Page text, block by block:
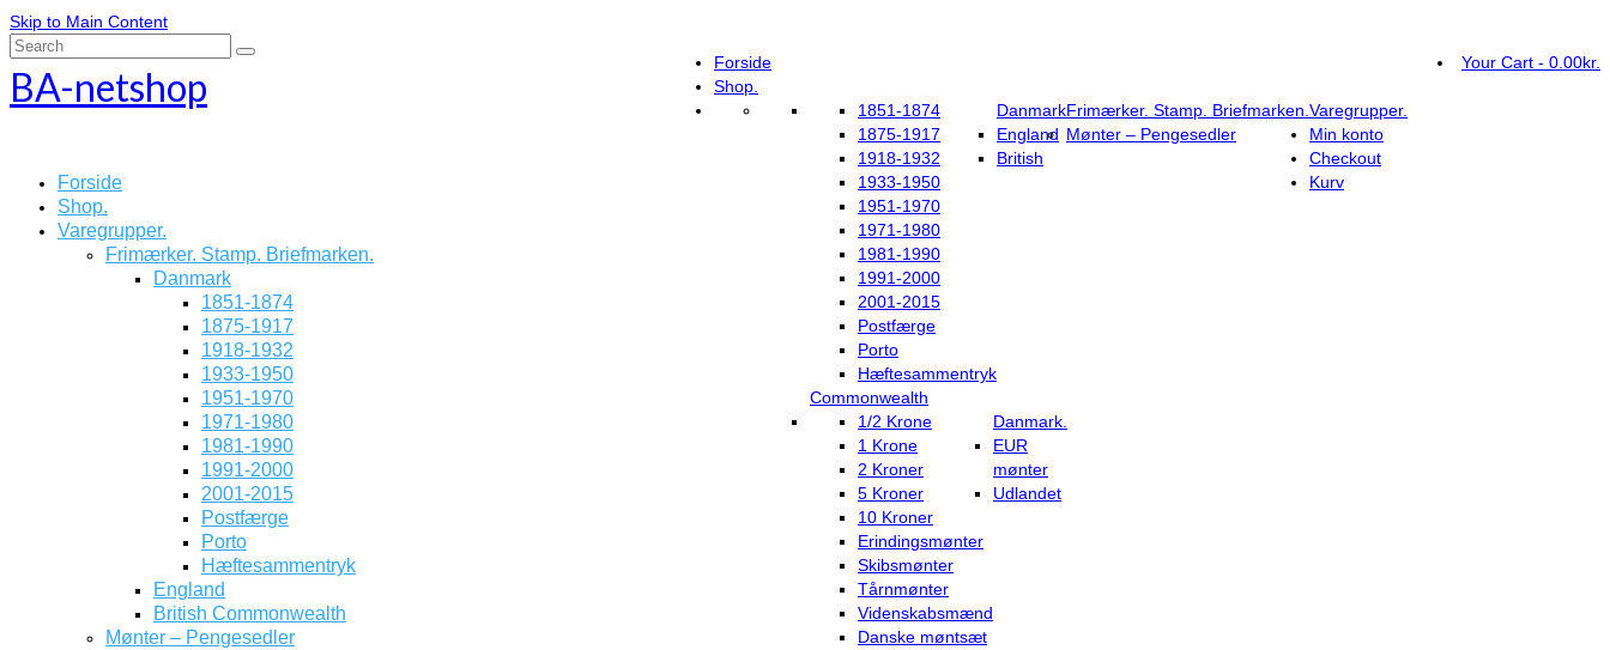
Skip to Main Content
Forside
Shop.
Varegrupper.
Frimærker. Stamp. Briefmarken.
Danmark
1851-1874
1875-1917
1918-1932
1933-1950
1951-1970
1971-1980
1981-1990
1991-2000
2001-2015
Postfærge
Porto
Hæftesammentryk
England
British
Commonwealth
Mønter – Pengesedler
Danmark.
1/2 Krone
1 Krone
2 Kroner
5 Kroner
10 Kroner
Erindingsmønter
Skibsmønter
Tårnmønter
Videnskabsmænd
Danske møntsæt
EUR
mønter
Udlandet
Min konto
Checkout
Kurv
Your Cart - 0.00kr.
Search
BA-netshop
Forside
Shop.
Varegrupper.
Frimærker. Stamp. Briefmarken.
Danmark
1851-1874
1875-1917
1918-1932
1933-1950
1951-1970
1971-1980
1981-1990
1991-2000
2001-2015
Postfærge
Porto
Hæftesammentryk
England
British Commonwealth
Mønter – Pengesedler